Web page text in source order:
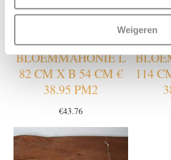
Weigeren
BLOEMMAHONIE L
82 CM X B 54 CM €
38.95 PM2
€43.76
114